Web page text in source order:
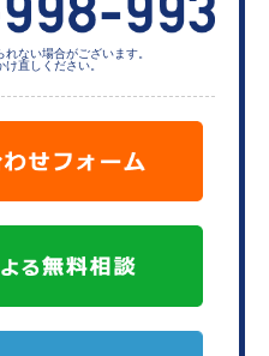
れない場合がございます。
直しください。